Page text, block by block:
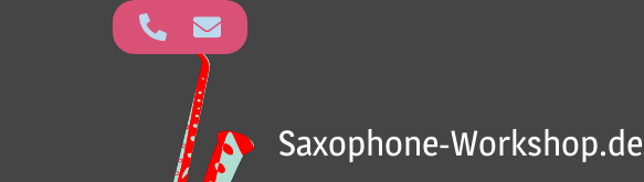
Saxophone-Workshop.de